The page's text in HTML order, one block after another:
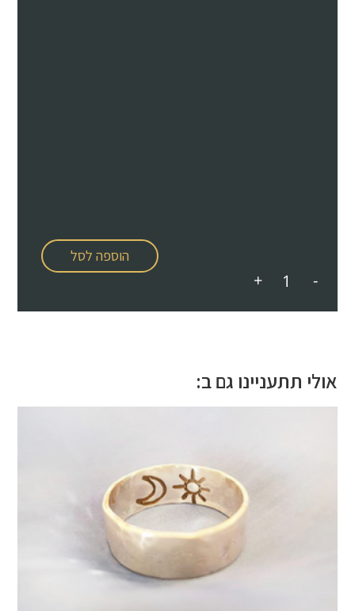
-
+
הוספה לסל
אולי תתעניינו גם ב: